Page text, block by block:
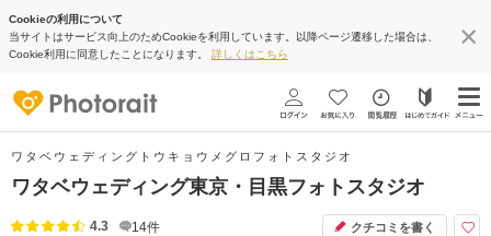
Cookieの利用について
当サイトはサービス向上のためCookieを利用しています。以降ページ遷移した場合は、
Cookie利用に同意したことになります。 詳しくはこちら
ワタベウェディングトウキョウメグロフォトスタジオ
ワタベウェディング東京・目黒フォトスタジオ
4.3 14件 クチコミを書く